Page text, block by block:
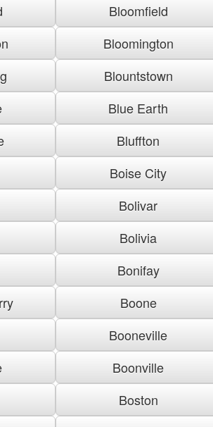
Bloomfield
Bloomington
Blountstown
Blue Earth
Bluffton
Boise City
Bolivar
Bolivia
Bonifay
Boone
Booneville
Boonville
Boston